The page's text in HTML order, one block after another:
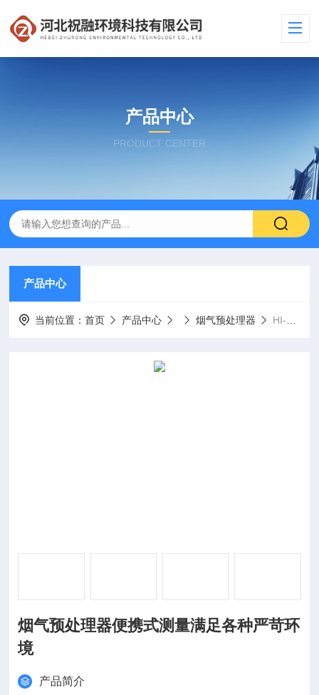
产品中心
PRODUCT CENTER
产品中心
当前位置：首页 产品中心 烟气预处理器 HI-Z500烟气预处理器便携式测量满足各种严苛环境
烟气预处理器便携式测量满足各种严苛环
境
产品简介